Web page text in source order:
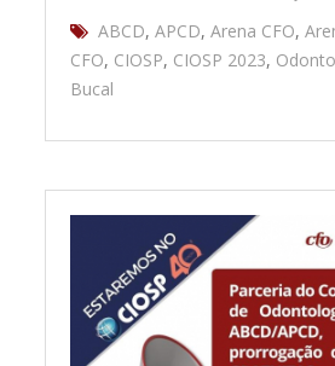
ABCD,APCD,Arena CFO,
CFO, CIOSP, CIOSP 2023,
Bucal